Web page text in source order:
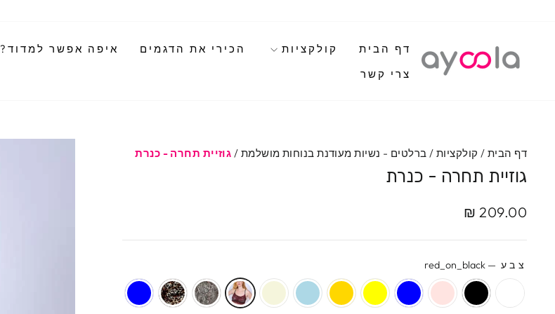
דף הבית קולקציות הכירי את הדגמים איפה אפשר למדוד?
צרי קשר
דף הבית / קולקציות / ברלטים - נשיות מעודנת בנוחות מושלמת / גוזיית תחרה - כנרת
גוזיית תחרה - כנרת
מחיר
מחיר
209.00 ₪
צבע —
red_on_black